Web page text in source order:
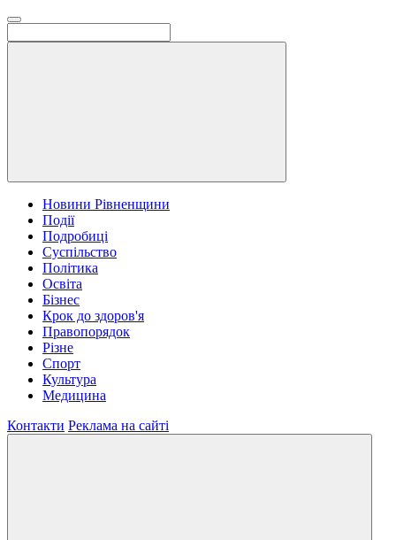
Новини Рівненщини
Події
Подробиці
Суспільство
Політика
Освіта
Бізнес
Крок до здоров'я
Правопорядок
Різне
Спорт
Культура
Медицина
Контакти Реклама на сайті